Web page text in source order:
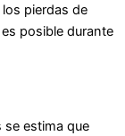
pierdas de
posible durante
se estima que